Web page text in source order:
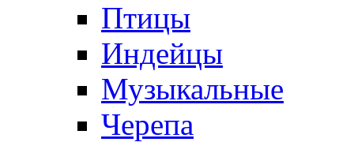
Птицы
Индейцы
Музыкальные
Черепа